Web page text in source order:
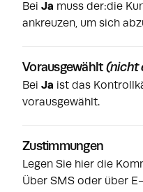
Bei Ja muss der:die
ankreuzen, um sich
Vorausgewählt(nicht
Bei Ja ist das
vorausgewählt.
Zustimmungen
Legen Sie hier die
Über SMS oder über